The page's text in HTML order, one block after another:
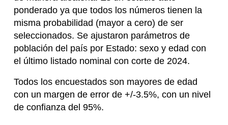
ponderado ya que todos los números tienen la
misma probabilidad (mayor a cero) de ser
seleccionados. Se ajustaron parámetros de
población del país por Estado: sexo y edad con
el último listado nominal con corte de 2024.
Todos los encuestados son mayores de edad
con un margen de error de +/-3.5%, con un nivel
de confianza del 95%.